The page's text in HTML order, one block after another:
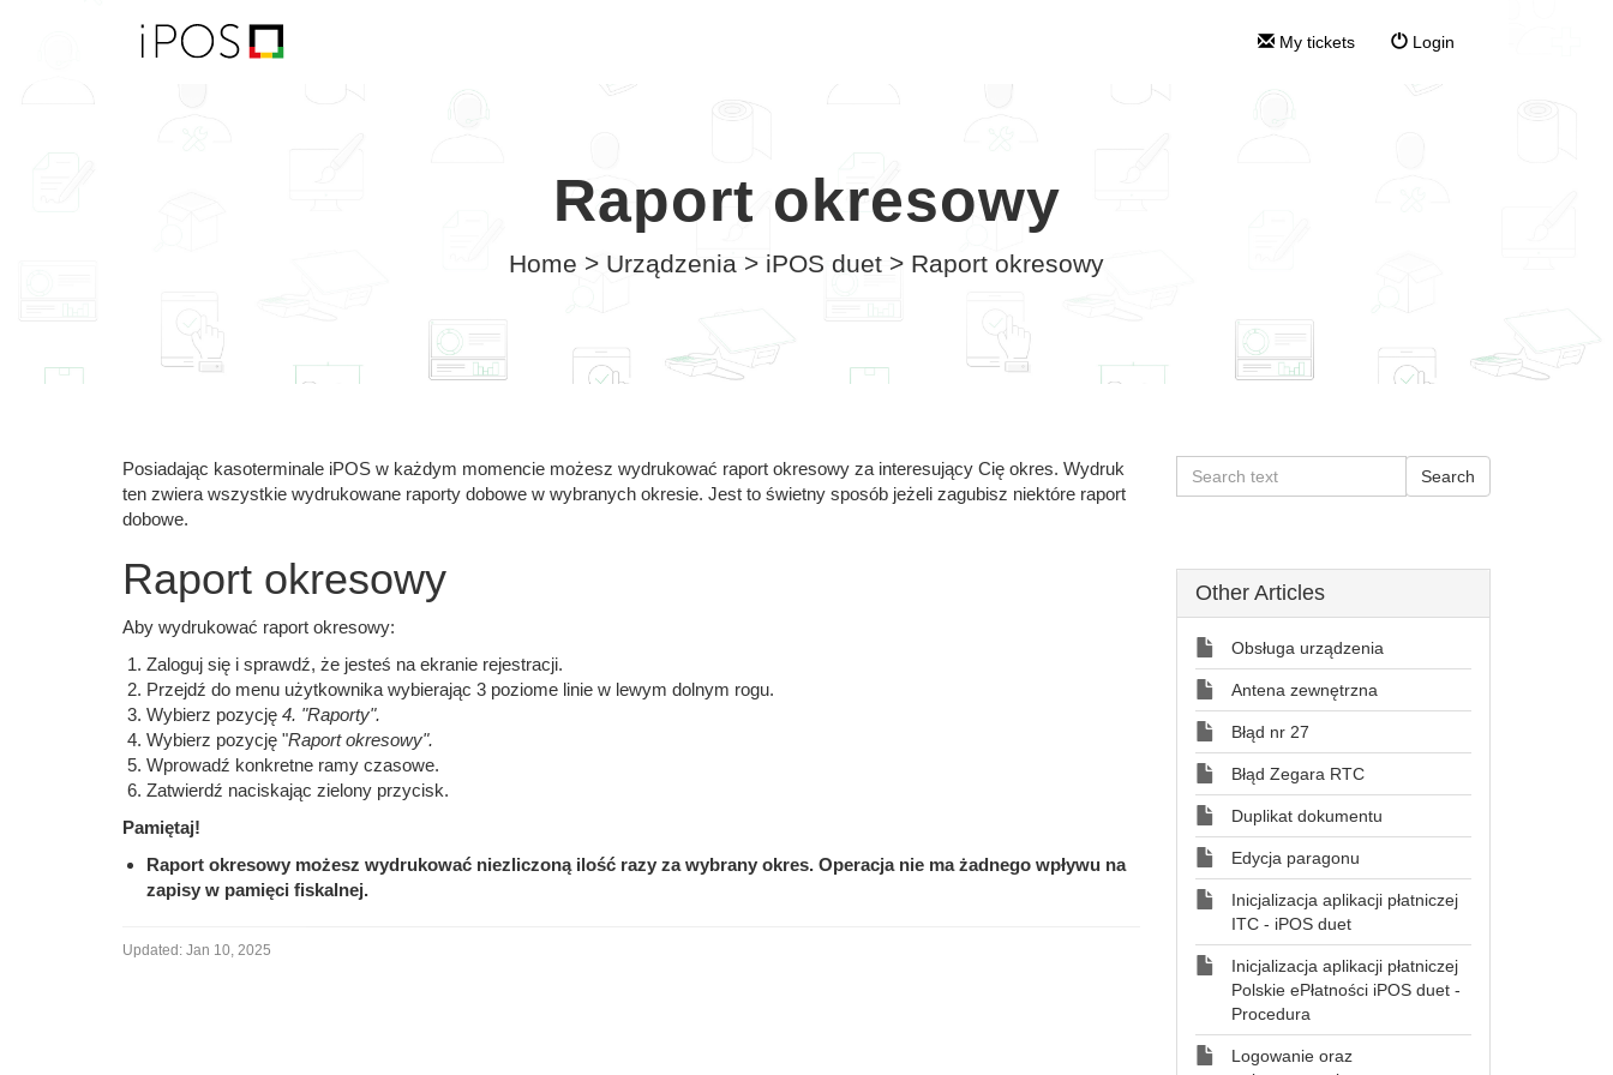
My tickets Login
Raport okresowy
Home > Urządzenia > iPOS duet > Raport okresowy
Posiadając kasoterminale iPOS w każdym momencie możesz wydrukować raport okresowy za interesujący Cię okres. Wydruk
ten zwiera wszystkie wydrukowane raporty dobowe w wybranych okresie. Jest to świetny sposób jeżeli zagubisz niektóre raport
dobowe.
Raport okresowy
Aby wydrukować raport okresowy:
Zaloguj się i sprawdź, że jesteś na ekranie rejestracji.
Przejdź do menu użytkownika wybierając 3 poziome linie w lewym dolnym rogu.
Wybierz pozycję 4. "Raporty".
Wybierz pozycję "Raport okresowy".
Wprowadź konkretne ramy czasowe.
Zatwierdź naciskając zielony przycisk.
Pamiętaj!
Raport okresowy możesz wydrukować niezliczoną ilość razy za wybrany okres. Operacja nie ma żadnego wpływu na
zapisy w pamięci fiskalnej.
Updated: Jan 10, 2025
Other Articles
Obsługa urządzenia
Antena zewnętrzna
Błąd nr 27
Błąd Zegara RTC
Duplikat dokumentu
Edycja paragonu
Inicjalizacja aplikacji płatniczej
ITC - iPOS duet
Inicjalizacja aplikacji płatniczej
Polskie ePłatności iPOS duet -
Procedura
Logowanie oraz